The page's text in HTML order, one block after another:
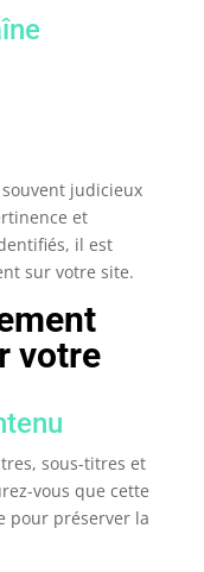
souvent judicieux
et
il est
sur votre site.
votre
sous-titres et
vous que cette
pour préserver la